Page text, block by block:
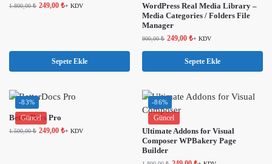
1.800,00₺ 249,00 ₺+ KDV
Sepete Ekle
WordPress Real Media Library –
Media Categories / Folders File
Manager
900,00₺ 249,00 ₺+ KDV
Sepete Ekle
-83%
Güncel
BetterDocs Pro
1.500,00₺ 249,00 ₺+ KDV
-86%
Güncel
Ultimate Addons for Visual
Composer WPBakery Page
Builder